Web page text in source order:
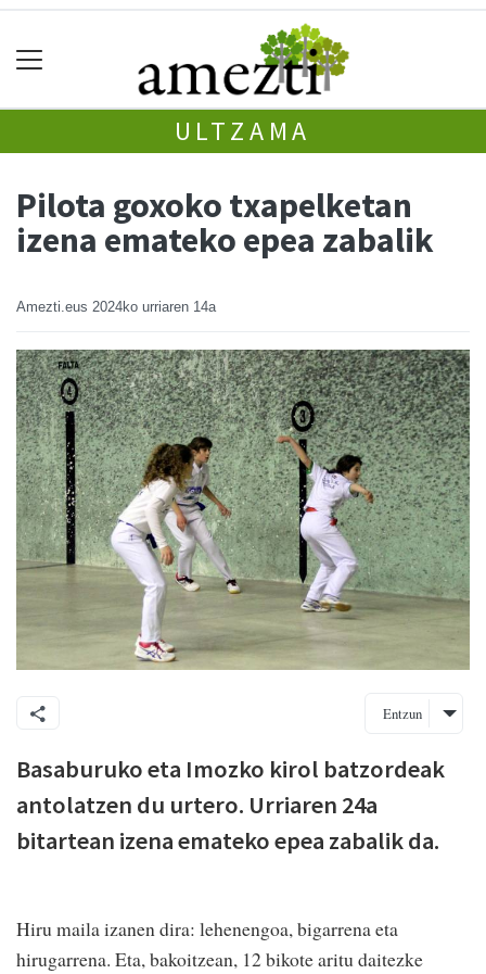
ULTZAMA
Pilota goxoko txapelketan
izena emateko epea zabalik
Amezti.eus 2024ko urriaren 14a
Entzun
Basaburuko eta Imozko kirol batzordeak
antolatzen du urtero. Urriaren 24a
bitartean izena emateko epea zabalik da.
Hiru maila izanen dira: lehenengoa, bigarrena eta
hirugarrena. Eta, bakoitzean, 12 bikote aritu daitezke